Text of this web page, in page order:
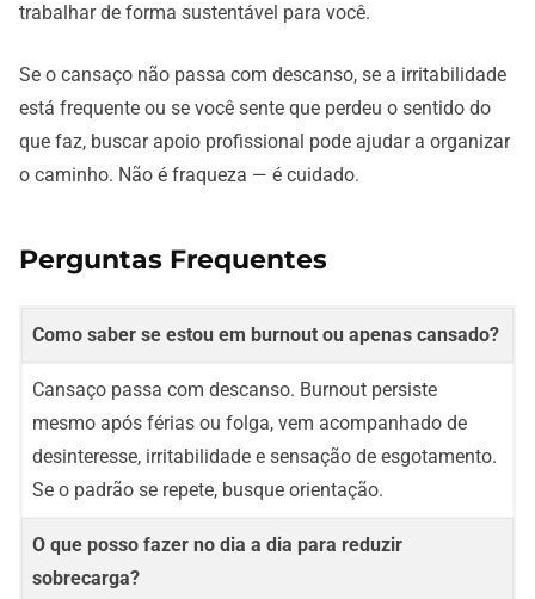
trabalhar de forma sustentável para você.
Se o cansaço não passa com descanso, se a irritabilidade
está frequente ou se você sente que perdeu o sentido do
que faz, buscar apoio profissional pode ajudar a organizar
o caminho. Não é fraqueza — é cuidado.
Perguntas Frequentes
Como saber se estou em burnout ou apenas cansado?
Cansaço passa com descanso. Burnout persiste
mesmo após férias ou folga, vem acompanhado de
desinteresse, irritabilidade e sensação de esgotamento.
Se o padrão se repete, busque orientação.
O que posso fazer no dia a dia para reduzir
sobrecarga?